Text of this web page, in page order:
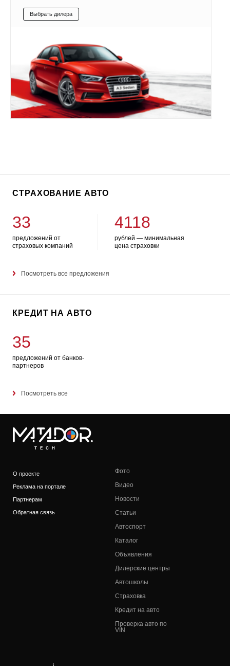
Выбрать дилера
СТРАХОВАНИЕ АВТО
33
предложений от
страховых компаний
4118
рублей — минимальная
цена страховки
Посмотреть все предложения
КРЕДИТ НА АВТО
35
предложений от банков-
партнеров
Посмотреть все
TECH
О проекте
Реклама на портале
Партнерам
Обратная связь
Фото
Видео
Новости
Статьи
Автоспорт
Каталог
Объявления
Дилерские центры
Автошколы
Страховка
Кредит на авто
Проверка авто по
VIN